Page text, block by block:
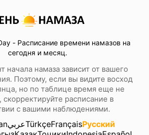
- Расписание времени намазов на
сегодня и месяц.
начала намаза зависит от вашего
Поэтому, если вы видите восход
но по таблице время еще не
скорректируйте расписание в
с вашими наблюдениями.
عربيTürkçeFrançaisРусский